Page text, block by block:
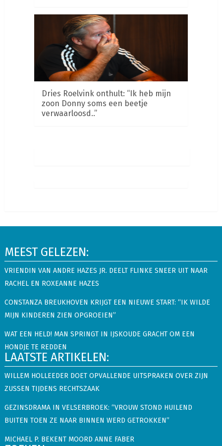
Dries Roelvink onthult: “Ik heb mijn
zoon Donny soms een beetje
verwaarloosd..”
MEEST GELEZEN:
VRIENDIN VAN ANDRE HAZES JR. DEELT FLINKE SNEER UIT NAAR
RACHEL EN ROXEANNE HAZES
CONSTANZA BREUKHOVEN KRIJGT EEN NIEUWE START: “IK WILDE
MIJN KINDEREN ZIEN OPGROEIEN”
WAT EEN HELD! MAN SPRINGT IN IJSKOUDE GRACHT OM EEN
HONDJE TE REDDEN
LAATSTE ARTIKELEN:
WILLEM HOLLEEDER DOET OPVALLENDE UITSPRAKEN OVER ZIJN
ZUSSEN TIJDENS RECHTSZAAK
GEZINSDRAMA IN VELSERBROEK: “VROUW STOND HUILEND
BUITEN TOEN ZE NAAR BINNEN WERD GETROKKEN”
MICHAEL P. BEKENT MOORD ANNE FABER